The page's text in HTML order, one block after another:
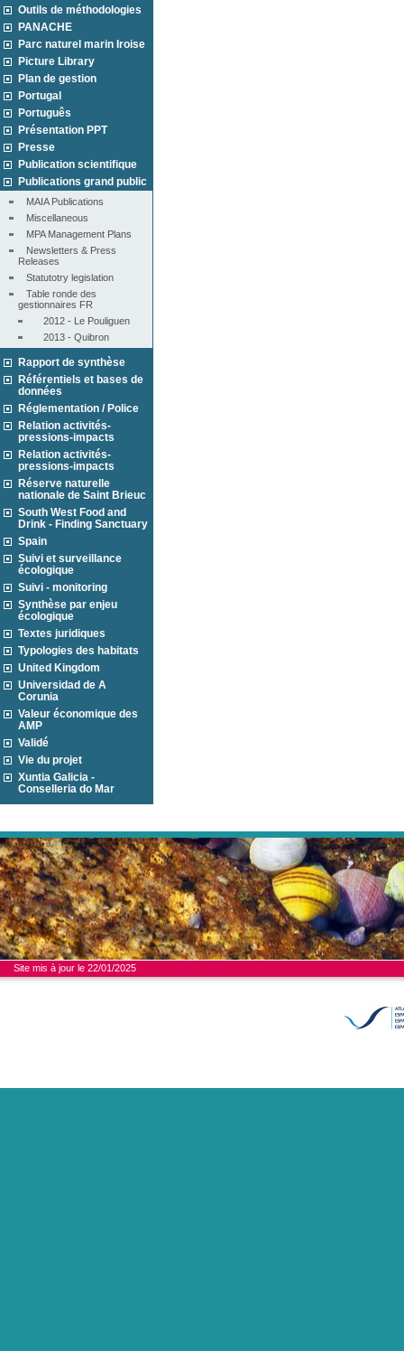
Outils de méthodologies
PANACHE
Parc naturel marin Iroise
Picture Library
Plan de gestion
Portugal
Português
Présentation PPT
Presse
Publication scientifique
Publications grand public
MAIA Publications
Miscellaneous
MPA Management Plans
Newsletters & Press
Releases
Statutotry legislation
Table ronde des
gestionnaires FR
2012 - Le Pouliguen
2013 - Quibron
Rapport de synthèse
Référentiels et bases de
données
Réglementation / Police
Relation activités-
pressions-impacts
Relation activités-
pressions-impacts
Réserve naturelle
nationale de Saint Brieuc
South West Food and
Drink - Finding Sanctuary
Spain
Suivi et surveillance
écologique
Suivi - monitoring
Synthèse par enjeu
écologique
Textes juridiques
Typologies des habitats
United Kingdom
Universidad de A
Corunia
Valeur économique des
AMP
Validé
Vie du projet
Xuntia Galicia -
Conselleria do Mar
Site mis à jour le 22/01/2025